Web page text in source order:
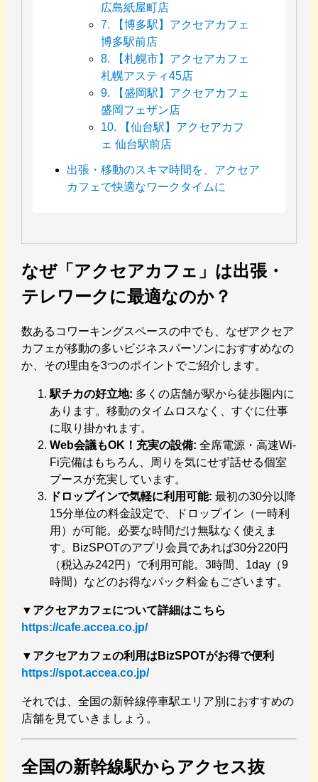
広島紙屋町店
7. 【博多駅】アクセアカフェ
博多駅前店
8. 【札幌市】アクセアカフェ
札幌アスティ45店
9. 【盛岡駅】アクセアカフェ
盛岡フェザン店
10. 【仙台駅】アクセアカフ
ェ 仙台駅前店
出張・移動のスキマ時間を、アクセア
カフェで快適なワークタイムに
なぜ「アクセアカフェ」は出張・
テレワークに最適なのか？
数あるコワーキングスペースの中でも、なぜアクセア
カフェが移動の多いビジネスパーソンにおすすめなの
か、その理由を3つのポイントでご紹介します。
駅チカの好立地: 多くの店舗が駅から徒歩圏内に
あります。移動のタイムロスなく、すぐに仕事
に取り掛かれます。
Web会議もOK！充実の設備: 全席電源・高速Wi-
Fi完備はもちろん、周りを気にせず話せる個室
ブースが充実しています。
ドロップインで気軽に利用可能: 最初の30分以降
15分単位の料金設定で、ドロップイン（一時利
用）が可能。必要な時間だけ無駄なく使えま
す。BizSPOTのアプリ会員であれば30分220円
（税込み242円）で利用可能。3時間、1day（9
時間）などのお得なパック料金もございます。
▼アクセアカフェについて詳細はこちら
https://cafe.accea.co.jp/
▼アクセアカフェの利用はBizSPOTがお得で便利
https://spot.accea.co.jp/
それでは、全国の新幹線停車駅エリア別におすすめの
店舗を見ていきましょう。
全国の新幹線駅からアクセス抜